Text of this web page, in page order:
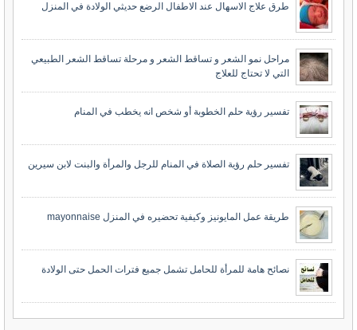
طرق علاج الاسهال عند الاطفال الرضع حديثي الولادة في المنزل
مراحل نمو الشعر و تساقط الشعر و مرحلة تساقط الشعر الطبيعي
التي لا تحتاج للعلاج
تفسير رؤية حلم الخطوبة أو شخص انه يخطب في المنام
تفسير حلم رؤية الصلاة في المنام للرجل والمرأة والبنت لابن سيرين
طريقة عمل المايونيز وكيفية تحضيره في المنزل mayonnaise
نصائح هامة للمرأة للحامل تشمل جميع فترات الحمل حتى الولادة